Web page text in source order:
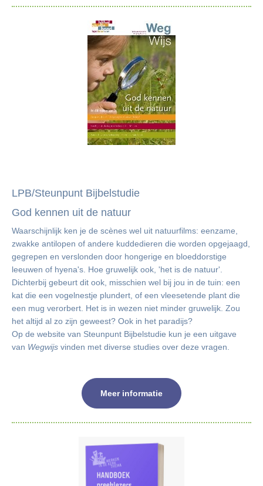
LPB/Steunpunt Bijbelstudie
God kennen uit de natuur
Waarschijnlijk ken je de scènes wel uit natuurfilms: eenzame,
zwakke antilopen of andere kuddedieren die worden opgejaagd,
gegrepen en verslonden door hongerige en bloeddorstige
leeuwen of hyena's. Hoe gruwelijk ook, 'het is de natuur'.
Dichterbij gebeurt dit ook, misschien wel bij jou in de tuin: een
kat die een vogelnestje plundert, of een vleesetende plant die
een mug verorbert. Het is in wezen niet minder gruwelijk. Zou
het altijd al zo zijn geweest? Ook in het paradijs?
Op de website van Steunpunt Bijbelstudie kun je een uitgave
van Wegwijs vinden met diverse studies over deze vragen.
Meer informatie